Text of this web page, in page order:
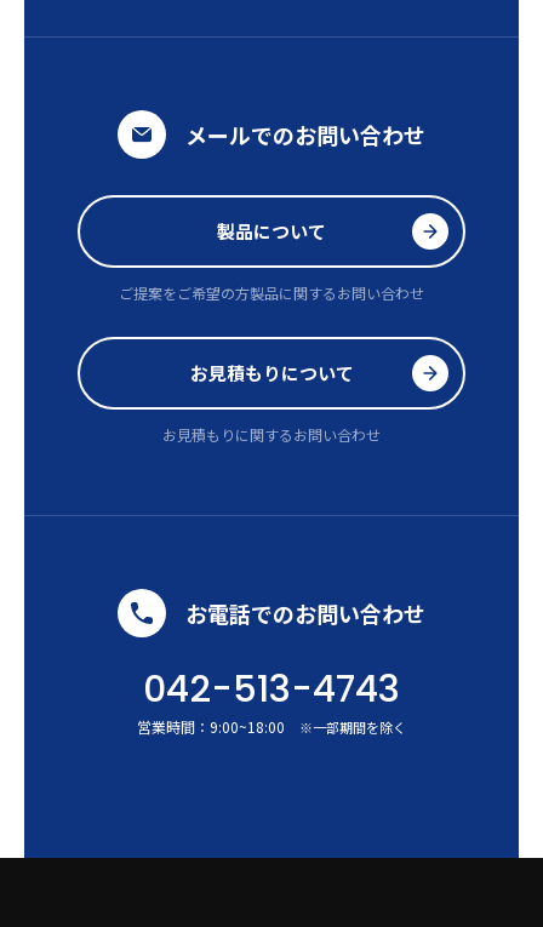
メールでのお問い合わせ
製品について
ご提案をご希望の方製品に関するお問い合わせ
お見積もりについて
お見積もりに関するお問い合わせ
お電話でのお問い合わせ
042-513-4743
営業時間： 9:00~18:00 ※一部期間を除く